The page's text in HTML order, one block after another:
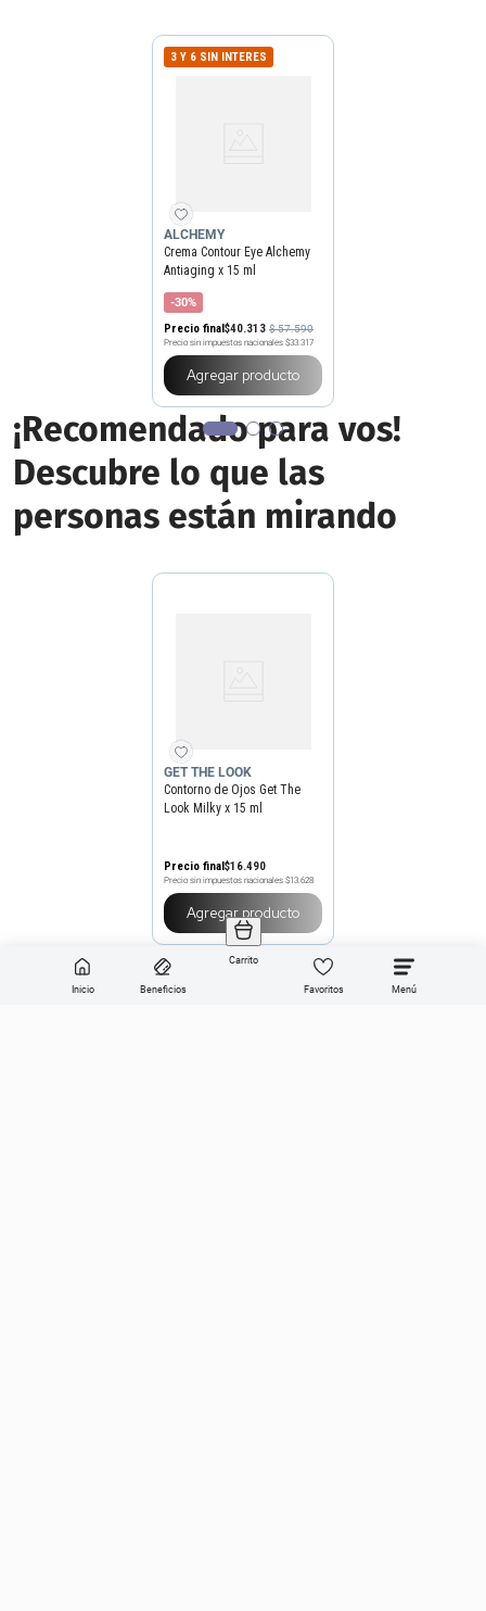
Inicio Beneficios
Carrito
Favoritos
3 Y 6 SIN INTERES
ALCHEMY
Crema Contour Eye Alchemy
Antiaging x 15 ml
-30%
Precio final$40.313 $57.590
Precio sin impuestos nacionales $33.317
Agregar producto
¡Recomendado para vos!
Descubre lo que las
personas están mirando
GET THE LOOK
Contorno de Ojos Get The
Look Milky x 15 ml
Precio final$16.490
Precio sin impuestos nacionales $13.628
Agregar producto